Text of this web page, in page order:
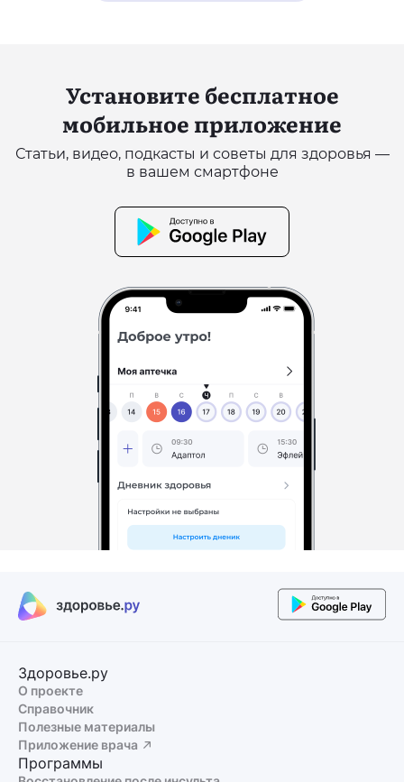
Установите бесплатное
мобильное приложение
Статьи, видео, подкасты и советы для здоровья —
в вашем смартфоне
Здоровье.ру
О проекте
Справочник
Полезные материалы
Приложение врача
Программы